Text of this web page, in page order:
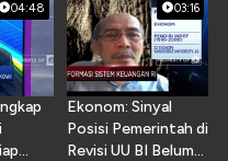
04:48 03:16
Ekonom: Sinyal
Posisi Pemerintah di
Revisi UU BI Belum